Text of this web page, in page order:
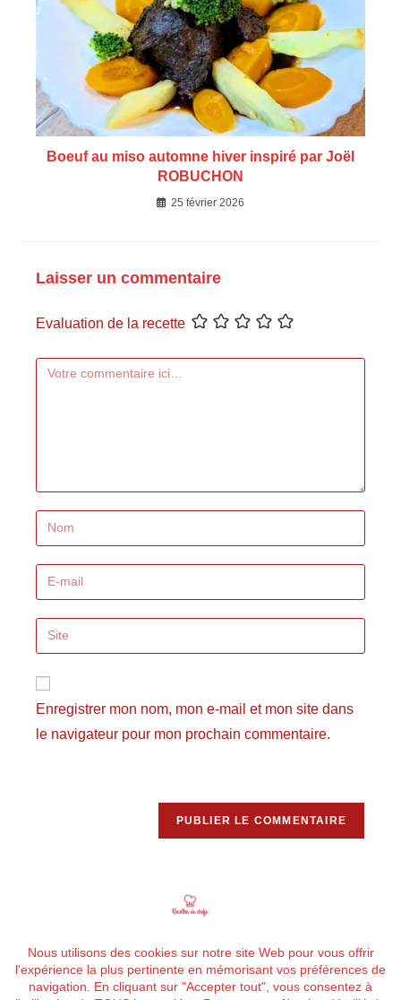
Boeuf au miso automne hiver inspiré par Joël
ROBUCHON
25 février 2026
Laisser un commentaire
Evaluation de la recette
Comment
Enter
your
name
comment
Enter
your
email
address
Saisir
l’URL
votre
site
(facultatif)
Enregistrer mon nom, mon e-mail et mon site dans
le navigateur pour mon prochain commentaire.